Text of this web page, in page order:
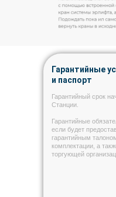
Гарантийные
и паспорт
Гарантийный срок
Станции.
Гарантийные
если будет
гарантийным
комплектации, а
торгующей